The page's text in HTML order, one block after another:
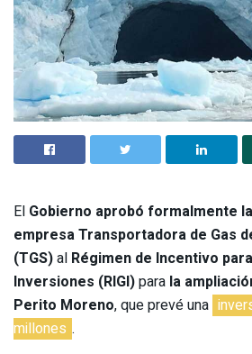
El Gobierno aprobó formalmente
empresa Transportadora de Gas
(TGS)al Régimen de Incentivo
Inversiones (RIGI)para la
Perito Moreno, que prevé una
millones .